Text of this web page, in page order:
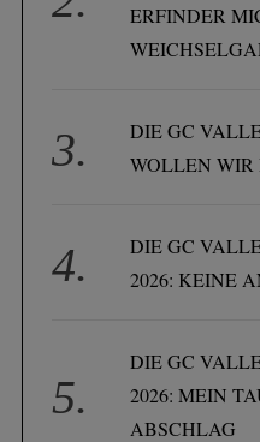
ERFINDER
DIE GC
WOLLEN WIR
DIE GC
2026: KEINE
DIE GC
2026: MEIN
ABSCHLAG